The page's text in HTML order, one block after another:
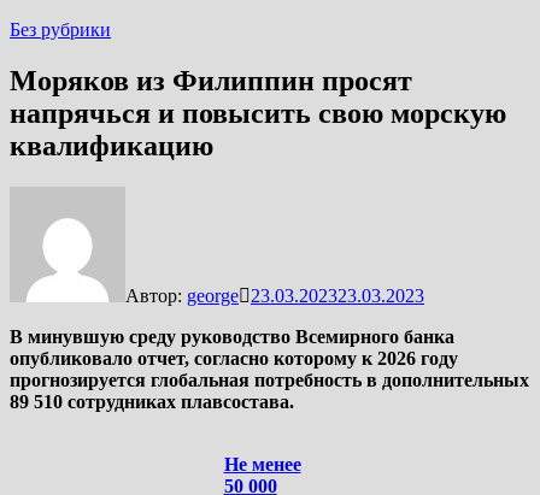
Без рубрики
Моряков из Филиппин просят
напрячься и повысить свою морскую
квалификацию
Автор: george 23.03.202323.03.2023
В минувшую среду руководство Всемирного банка
опубликовало отчет, согласно которому к 2026 году
прогнозируется глобальная потребность в дополнительных
89 510 сотрудниках плавсостава.
Не менее
50 000